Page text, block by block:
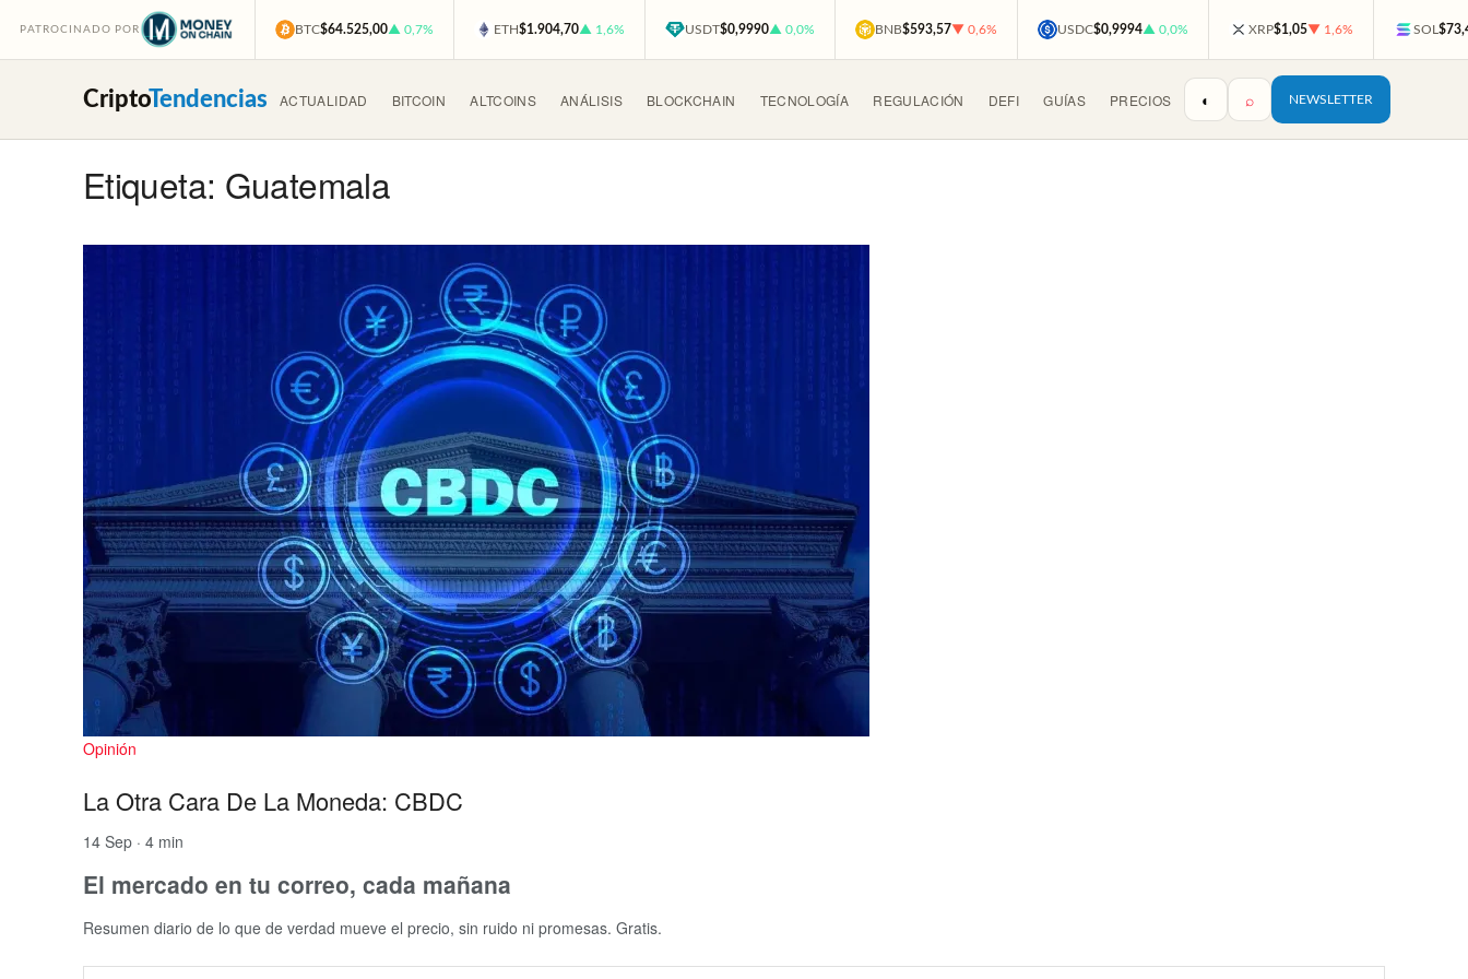
PATROCINADO POR BTC$64.525,00▲ 0,7% ETH$1.904,70▲ 1,6% USDT$0,9990▲ 0,0% BNB$593,57▼ 0,6% USDC$0,9994▲ 0,0% XRP$1,05▼ 1,6% SOL
CriptoTendencias ACTUALIDAD BITCOIN ALTCOINS ANÁLISIS BLOCKCHAIN TECNOLOGÍA REGULACIÓN DEFI GUÍAS PRECIOS ◐ ⌕ NEWSLETTER
Etiqueta: Guatemala
Opinión
La Otra Cara De La Moneda: CBDC
14 Sep · 4 min
El mercado en tu correo, cada mañana
Resumen diario de lo que de verdad mueve el precio, sin ruido ni promesas. Gratis.